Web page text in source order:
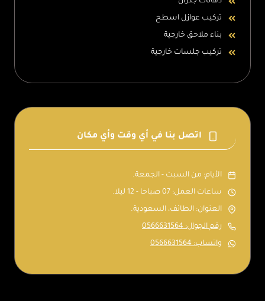
تركيب عوازل اسطح
بناء ملاحق خارجية
تركيب جلسات خارجية
اتصل بنا في أي وقت وأي مكان
الأيام: من السبت - الجمعة.
ساعات العمل: 07 صباحا - 12 ليلا.
العنوان: الطائف، السعودية.
رقم الجوال: 0566631564
واتساب: 0566631564